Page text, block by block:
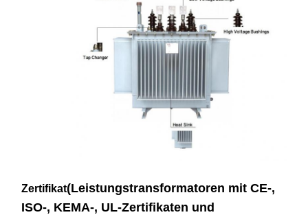
Zertifikat(Leistungstransformatoren mit CE-,
ISO-, KEMA-, UL-Zertifikaten und